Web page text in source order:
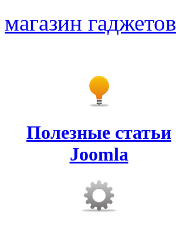
магазин гаджетов
Полезные статьи
Joomla